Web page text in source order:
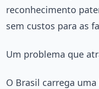
reconhecimento
sem custos para as
Um problema que
O Brasil carrega